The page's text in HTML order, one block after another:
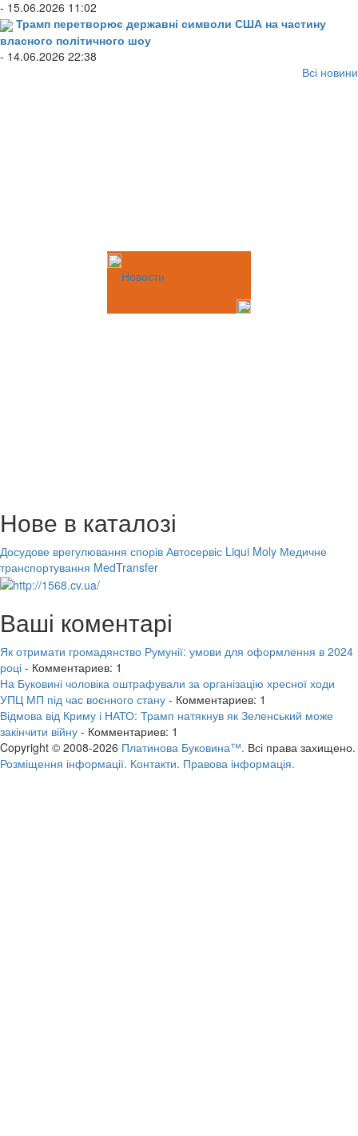
- 15.06.2026 11:02
Трамп перетворює державні символи США на частину
власного політичного шоу
- 14.06.2026 22:38
Всі новини
Новости
Нове в каталозі
Досудове врегулювання спорів Автосервіс Liqui Moly Медичне
транспортування MedTransfer
Ваші коментарі
Як отримати громадянство Румунії: умови для оформлення в 2024
році - Комментариев: 1
На Буковині чоловіка оштрафували за організацію хресної ходи
УПЦ МП під час воєнного стану - Комментариев: 1
Відмова від Криму і НАТО: Трамп натякнув як Зеленський може
закінчити війну - Комментариев: 1
Copyright © 2008-2026 Платинова Буковина™. Всі права захищено.
Розміщення інформації. Контакти. Правова інформація.